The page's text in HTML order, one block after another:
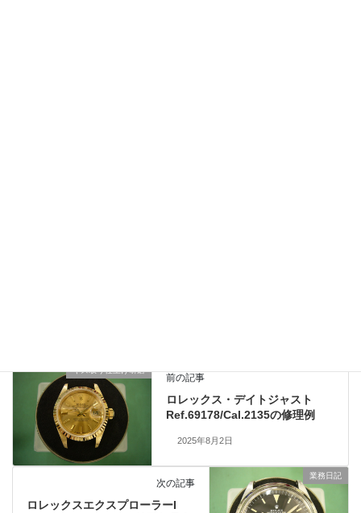
キズ取り仕上げ研磨
前の記事
ロレックス・デイトジャスト
Ref.69178/Cal.2135の修理例
2025年8月2日
業務日記
次の記事
ロレックスエクスプローラーI